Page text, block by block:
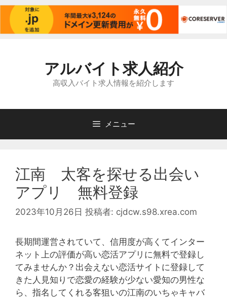
へ
アルバイト求人紹介
高収入バイト求人情報を紹介します
メニュー
江南 太客を探せる出会い
アプリ 無料登録
2023年10月26日 投稿者: cjdcw.s98.xrea.com
長期間運営されていて、信用度が高くてインター
ネット上の評価が高い恋活アプリに無料で登録し
てみませんか？出会えない恋活サイトに登録して
きた人見知りで恋愛の経験が少ない愛知の男性な
ら、指名してくれる客狙いの江南のいちゃキャバ